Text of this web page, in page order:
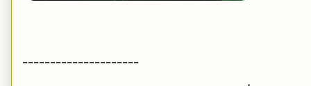
---------------------